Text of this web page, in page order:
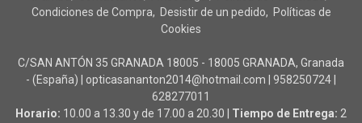
Condiciones de Compra
Desistir de un pedido
Políticas de
Cookies
C/SAN ANTÓN 35 GRANADA 18005 - 18005 GRANADA, Granada
- (España) | opticasananton2014@hotmail.com | 958250724
628277011
Horario: 10.00 a 13.30 y de 17.00 a 20.30 | Tiempo de Entrega: 2